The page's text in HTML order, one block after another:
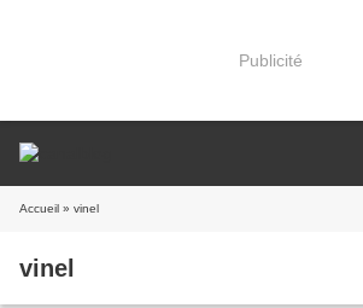
Publicité
Accueil » vinel
vinel